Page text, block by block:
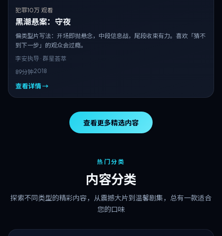
犯罪10万 观看
黑潮悬案：守夜
偏类型片写法：开场即抛悬念，中段信息战，尾段收束有力。喜欢「猜不
到下一步」的观众会过瘾。
李安执导 · 群星荟萃
89分钟2018
查看详情 →
查看更多精选内容
热门分类
内容分类
探索不同类型的精彩内容，从震撼大片到温馨剧集，总有一款适合
您的口味